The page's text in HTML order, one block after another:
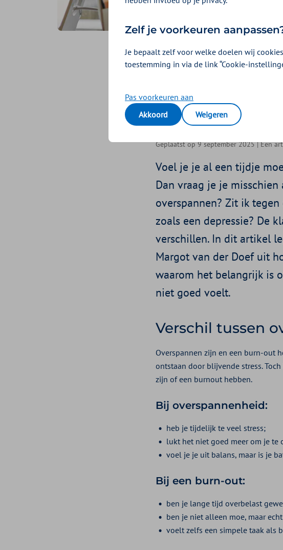
Wat is het
depressie?
Geplaatst op 9 september 2025 | Een
Voel je je al een tijdje
Dan vraag je je
overspannen? Zit ik
zoals een depressie? De
verschillen. In dit artikel
Margot van der Doef uit
waarom het belangrijk is
niet goed voelt.
Verschil tussen
Overspannen zijn en een burn-out
ontstaan door blijvende stress.
zijn of een burnout hebben.
Bij overspannenheid:
heb je tijdelijk te veel stress;
lukt het niet goed meer om je te
voel je je uit balans, maar is je
Bij een burn-out:
ben je lange tijd overbelast
ben je niet alleen moe, maar
voelt zelfs een simpele taak als
Zelf je voorkeuren
Je bepaalt zelf voor welke doelen wij
toestemming in via de link “Cookie-
Pas voorkeuren aan
Akkoord
Weigeren